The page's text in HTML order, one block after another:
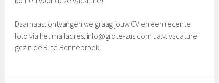
Daarnaast ontvangen we graag jouw CV en een recente
foto via het mailadres: info@grote-zus.com t.a.v. vacature
gezin de R. te Bennebroek.